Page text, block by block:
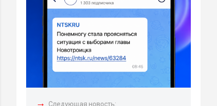
→ Следующая новость: